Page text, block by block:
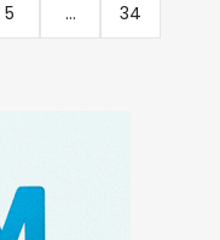
5 ... 34